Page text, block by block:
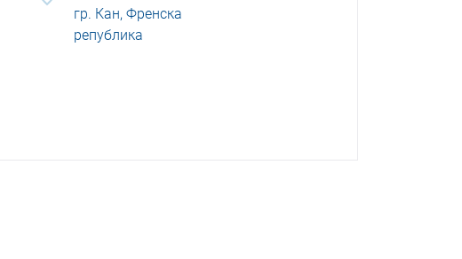
гр. Кан, Френска
република